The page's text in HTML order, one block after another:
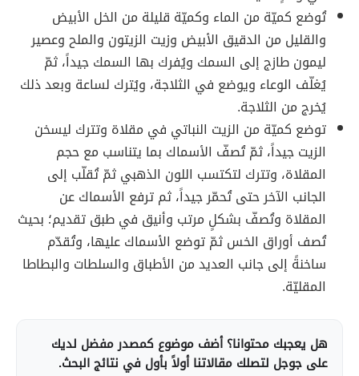
تُوضع كميّة من الماء وكميّة قليلة من الخل الأبيض
والقليل من الدقيق الأبيض وزيت الزيتون والملح وعصير
ليمون طازج إلى السمك ويُفرك بها السمك جيداً، ثمّ
يُغلّف الوعاء ويوضع في الثلاجة، ويُترك لساعة وبعد ذلك
يُخرج من الثلاجة.
توضع كميّة من الزيت النباتي في مقلاة وتترك ليسخن
الزيت جيداً، ثمّ تُصفّ الأسماك بما يتناسب مع حجم
المقلاة، وتترك لتكتسب اللون الذهبي ثمّ تُقلّب إلى
الجانب الآخر حتى تُحمّر جيداً، ثم ترفع الأسماك عن
المقلاة وتُصفّ بشكلٍ مرتب وأنيق في طبق تقديم؛ بحيث
تُصف أوراق الخس ثمّ توضع الأسماك عليها، وتُقدّم
ساخنةً إلى جانب العديد من الأطباق والسلطات والبطاطا
المقليّة.
هل يعجبك محتوانا؟ أضف موضوع كمصدر مفضل لديك
على جوجل لتصلك مقالاتنا أولاً بأول في نتائج البحث.